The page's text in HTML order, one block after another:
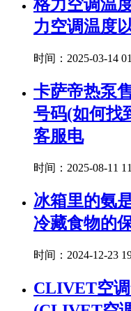
格力空调温
力空调温度
时间：2025-03-14
卡萨帝热泵
号码(如何找
客服电
时间：2025-08-11
冰箱里的氨
冷藏食物的
时间：2024-12-23
CLIVET空